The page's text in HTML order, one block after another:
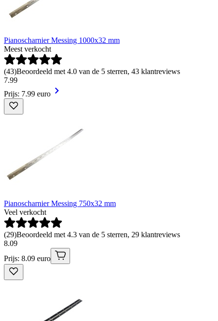
Pianoscharnier Messing 1000x32 mm
Meest verkocht
(43)Beoordeeld met 4.0 van de 5 sterren, 43 klantreviews
7.99
Prijs: 7.99 euro
Pianoscharnier Messing 750x32 mm
Veel verkocht
(29)Beoordeeld met 4.3 van de 5 sterren, 29 klantreviews
8.09
Prijs: 8.09 euro